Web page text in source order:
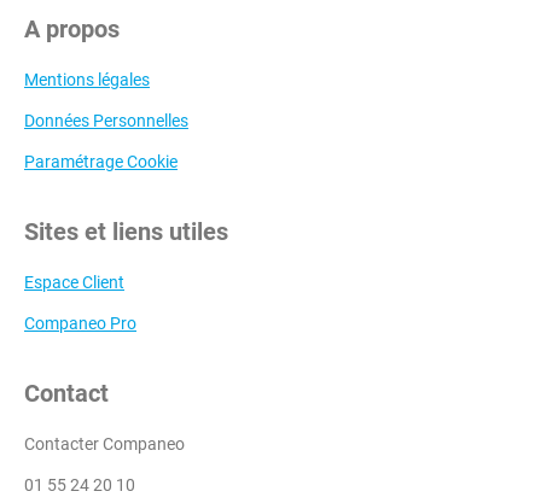
A propos
Mentions légales
Données Personnelles
Paramétrage Cookie
Sites et liens utiles
Espace Client
Companeo Pro
Contact
Contacter Companeo
01 55 24 20 10